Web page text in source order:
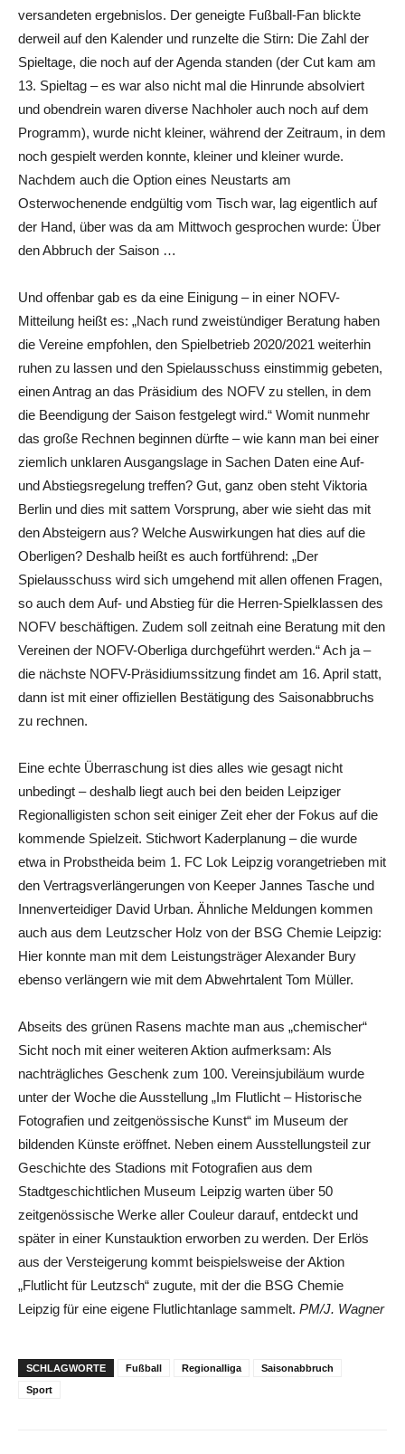
versandeten ergebnislos. Der geneigte Fußball-Fan blickte
derweil auf den Kalender und runzelte die Stirn: Die Zahl der
Spieltage, die noch auf der Agenda standen (der Cut kam am
13. Spieltag – es war also nicht mal die Hinrunde absolviert
und obendrein waren diverse Nachholer auch noch auf dem
Programm), wurde nicht kleiner, während der Zeitraum, in dem
noch gespielt werden konnte, kleiner und kleiner wurde.
Nachdem auch die Option eines Neustarts am
Osterwochenende endgültig vom Tisch war, lag eigentlich auf
der Hand, über was da am Mittwoch gesprochen wurde: Über
den Abbruch der Saison …
Und offenbar gab es da eine Einigung – in einer NOFV-
Mitteilung heißt es: „Nach rund zweistündiger Beratung haben
die Vereine empfohlen, den Spielbetrieb 2020/2021 weiterhin
ruhen zu lassen und den Spielausschuss einstimmig gebeten,
einen Antrag an das Präsidium des NOFV zu stellen, in dem
die Beendigung der Saison festgelegt wird.“ Womit nunmehr
das große Rechnen beginnen dürfte – wie kann man bei einer
ziemlich unklaren Ausgangslage in Sachen Daten eine Auf-
und Abstiegsregelung treffen? Gut, ganz oben steht Viktoria
Berlin und dies mit sattem Vorsprung, aber wie sieht das mit
den Absteigern aus? Welche Auswirkungen hat dies auf die
Oberligen? Deshalb heißt es auch fortführend: „Der
Spielausschuss wird sich umgehend mit allen offenen Fragen,
so auch dem Auf- und Abstieg für die Herren-Spielklassen des
NOFV beschäftigen. Zudem soll zeitnah eine Beratung mit den
Vereinen der NOFV-Oberliga durchgeführt werden.“ Ach ja –
die nächste NOFV-Präsidiumssitzung findet am 16. April statt,
dann ist mit einer offiziellen Bestätigung des Saisonabbruchs
zu rechnen.
Eine echte Überraschung ist dies alles wie gesagt nicht
unbedingt – deshalb liegt auch bei den beiden Leipziger
Regionalligisten schon seit einiger Zeit eher der Fokus auf die
kommende Spielzeit. Stichwort Kaderplanung – die wurde
etwa in Probstheida beim 1. FC Lok Leipzig vorangetrieben mit
den Vertragsverlängerungen von Keeper Jannes Tasche und
Innenverteidiger David Urban. Ähnliche Meldungen kommen
auch aus dem Leutzscher Holz von der BSG Chemie Leipzig:
Hier konnte man mit dem Leistungsträger Alexander Bury
ebenso verlängern wie mit dem Abwehrtalent Tom Müller.
Abseits des grünen Rasens machte man aus „chemischer“
Sicht noch mit einer weiteren Aktion aufmerksam: Als
nachträgliches Geschenk zum 100. Vereinsjubiläum wurde
unter der Woche die Ausstellung „Im Flutlicht – Historische
Fotografien und zeitgenössische Kunst“ im Museum der
bildenden Künste eröffnet. Neben einem Ausstellungsteil zur
Geschichte des Stadions mit Fotografien aus dem
Stadtgeschichtlichen Museum Leipzig warten über 50
zeitgenössische Werke aller Couleur darauf, entdeckt und
später in einer Kunstauktion erworben zu werden. Der Erlös
aus der Versteigerung kommt beispielsweise der Aktion
„Flutlicht für Leutzsch“ zugute, mit der die BSG Chemie
Leipzig für eine eigene Flutlichtanlage sammelt. PM/J. Wagner
SCHLAGWORTE Fußball Regionalliga
Saisonabbruch
Sport